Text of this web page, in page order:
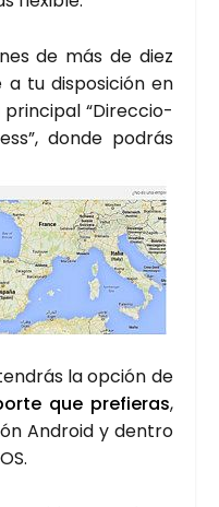
de más de diez
a tu dis­po­si­ción en
“Direc­cio­
don­de podrás
la opción de
que pre­fie­ras,
Andro­id y den­tro